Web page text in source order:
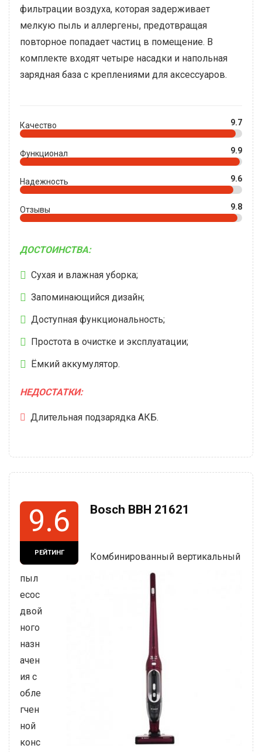
фильтрации воздуха, которая задерживает
мелкую пыль и аллергены, предотвращая
повторное попадает частиц в помещение. В
комплекте входят четыре насадки и напольная
зарядная база с креплениями для аксессуаров.
Качество 9.7
Функционал 9.9
Надежность 9.6
Отзывы 9.8
ДОСТОИНСТВА:
Сухая и влажная уборка;
Запоминающийся дизайн;
Доступная функциональность;
Простота в очистке и эксплуатации;
Ёмкий аккумулятор.
НЕДОСТАТКИ:
Длительная подзарядка АКБ.
9.6
РЕЙТИНГ
Bosch BBH 21621
Комбинированный вертикальный
пыл
есос
двой
ного
назн
ачен
ия с
обле
гчен
ной
конс